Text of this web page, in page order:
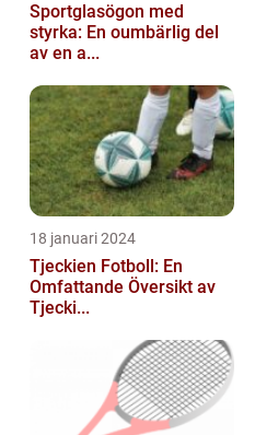
Sportglasögon med
styrka: En oumbärlig del
av en a...
18 januari 2024
Tjeckien Fotboll: En
Omfattande Översikt av
Tjecki...